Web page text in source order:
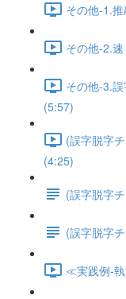
その他-1.
その他-2.
その他-3.
(5:57)
(誤字脱字
(4:25)
(誤字脱字
(誤字脱字
≪実践例-